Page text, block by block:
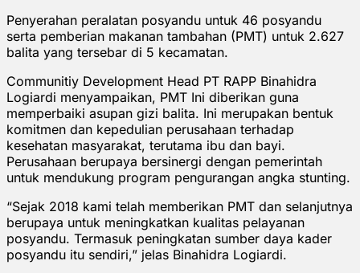
Penyerahan peralatan posyandu untuk 46 posyandu
serta pemberian makanan tambahan (PMT) untuk 2.627
balita yang tersebar di 5 kecamatan.
Communitiy Development Head PT RAPP Binahidra
Logiardi menyampaikan, PMT Ini diberikan guna
memperbaiki asupan gizi balita. Ini merupakan bentuk
komitmen dan kepedulian perusahaan terhadap
kesehatan masyarakat, terutama ibu dan bayi.
Perusahaan berupaya bersinergi dengan pemerintah
untuk mendukung program pengurangan angka stunting.
“Sejak 2018 kami telah memberikan PMT dan selanjutnya
berupaya untuk meningkatkan kualitas pelayanan
posyandu. Termasuk peningkatan sumber daya kader
posyandu itu sendiri,” jelas Binahidra Logiardi.